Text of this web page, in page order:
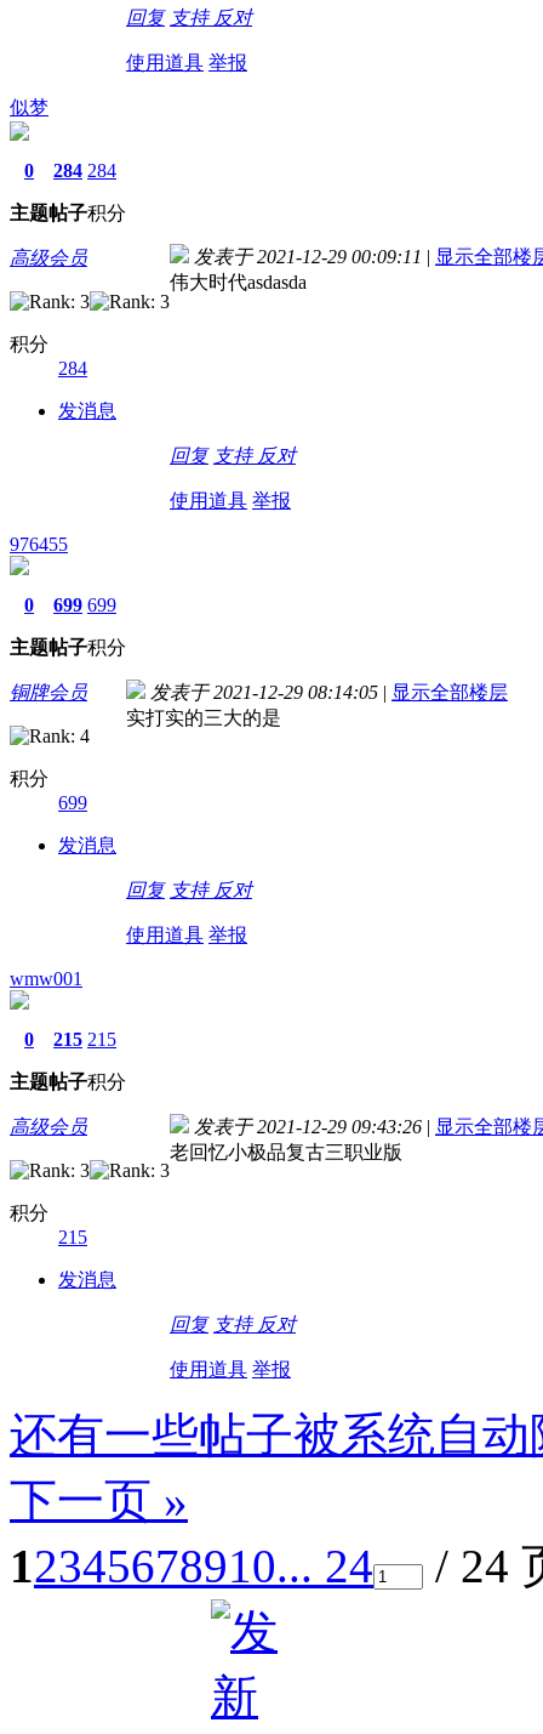
回复 支持 反对
使用道具 举报
似梦
0
主题
284
帖子
284
积分
高级会员
积分
284
发消息
发表于 2021-12-29 00:09:11 | 显示全部楼
伟大时代asdasda
回复 支持 反对
使用道具 举报
976455
0
主题
699
帖子
699
积分
铜牌会员
积分
699
发消息
发表于 2021-12-29 08:14:05 | 显示全部楼层
实打实的三大的是
回复 支持 反对
使用道具 举报
wmw001
0
主题
215
帖子
215
积分
高级会员
积分
215
发消息
发表于 2021-12-29 09:43:26 | 显示全部楼
老回忆小极品复古三职业版
回复 支持 反对
使用道具 举报
还有一些帖子被系统自
下一页 »
12345678910... 24 / 24